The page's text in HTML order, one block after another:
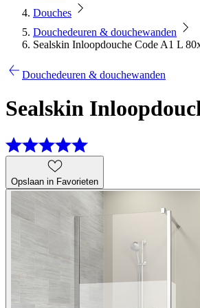
Douches
Douchedeuren & douchewanden
Sealskin Inloopdouche Code A1 L
Douchedeuren & douchewanden
Sealskin
Opslaan in Favorieten